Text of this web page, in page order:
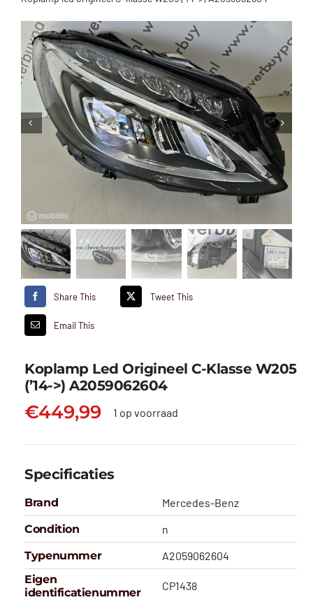
Share This Tweet This
Email This
Koplamp Led Origineel C-Klasse W205
(’14->) A2059062604
€449,99 1 op voorraad
Specificaties
Brand
Mercedes-Benz
Condition
n
Typenummer
A2059062604
Eigen
identificatienummer
CP1438